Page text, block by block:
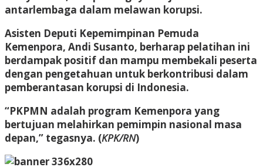
antarlembaga dalam melawan korupsi.
Asisten Deputi Kepemimpinan Pemuda
Kemenpora, Andi Susanto, berharap pelatihan ini
berdampak positif dan mampu membekali peserta
dengan pengetahuan untuk berkontribusi dalam
pemberantasan korupsi di Indonesia.
“PKPMN adalah program Kemenpora yang
bertujuan melahirkan pemimpin nasional masa
depan,” tegasnya. (KPK/RN)